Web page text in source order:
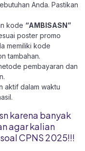
Anda. Pastikan
kode “AMBISASN”
poster promo
memiliki kode
tambahan.
pembayaran dan
aktif dalam waktu
karena banyak
agar kalian
CPNS 2025!!!